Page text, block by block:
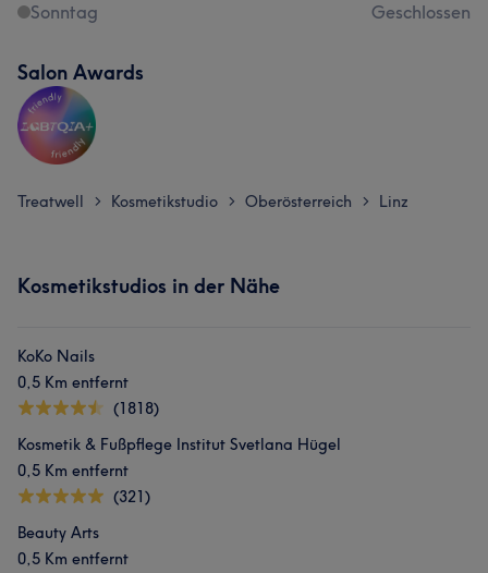
Sonntag
Geschlossen
Salon Awards
Treatwell > Kosmetikstudio > Oberösterreich > Linz
Kosmetikstudios in der Nähe
KoKo Nails
0,5 Km entfernt
(1818)
Kosmetik & Fußpflege Institut Svetlana Hügel
0,5 Km entfernt
(321)
Beauty Arts
0,5 Km entfernt